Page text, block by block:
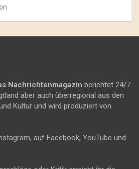
Nachrichtenmagazin berichtet 24/7
aber auch überregional aus den
Kultur und wird produziert von
auf Facebook, YouTube und